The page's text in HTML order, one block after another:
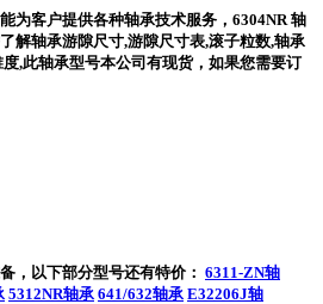
为客户提供各种轴承技术服务，6304NR 轴
解轴承游隙尺寸,游隙尺寸表,滚子粒数,轴承
,此轴承型号本公司有现货，如果您需要订
，以下部分型号还有特价： 6311-ZN轴
5312NR轴承 641/632轴承 E32206J轴